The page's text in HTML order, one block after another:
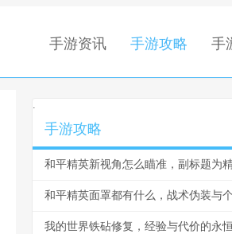
手游资讯 手游攻略 手
.
手游攻略
和平精英面罩都有什么，战术伪装与